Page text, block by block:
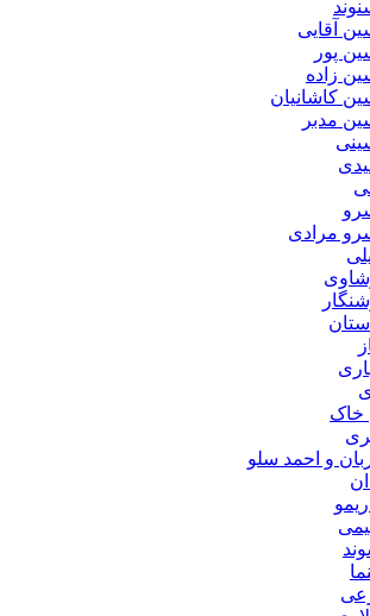
آقایی
پور
زاده
کاشانیان
مدبر
مرادی
خاک
و احمد سلو